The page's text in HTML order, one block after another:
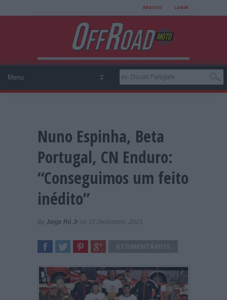
REGISTO LOGIN
Nuno Espinha, Beta
Portugal, CN Enduro:
“Conseguimos um feito
inédito”
By Jorge Ró Jr on 10 Dezembro, 2021